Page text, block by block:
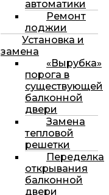
автоматики
Ремонт
лоджии
Установка и
замена
«Вырубка»
порога в
существующей
балконной
двери
Замена
тепловой
решетки
Переделка
открывания
балконной
двери